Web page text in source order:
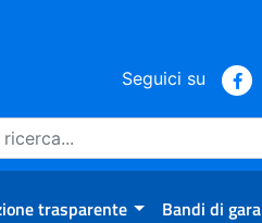
Seguici su
trasparente Bandi di gara